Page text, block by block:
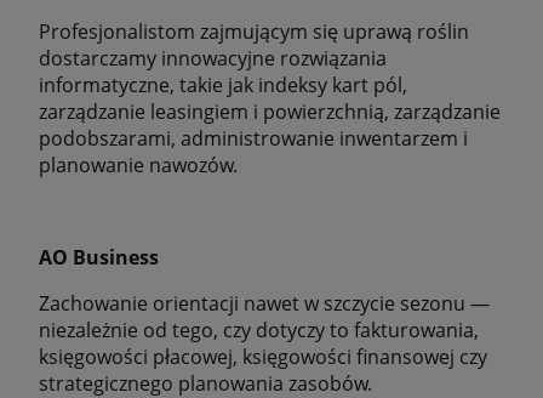
Profesjonalistom zajmującym się uprawą roślin
dostarczamy innowacyjne rozwiązania
informatyczne, takie jak indeksy kart pól,
zarządzanie leasingiem i powierzchnią, zarządzanie
podobszarami, administrowanie inwentarzem i
planowanie nawozów.
AO Business
Zachowanie orientacji nawet w szczycie sezonu —
niezależnie od tego, czy dotyczy to fakturowania,
księgowości płacowej, księgowości finansowej czy
strategicznego planowania zasobów.